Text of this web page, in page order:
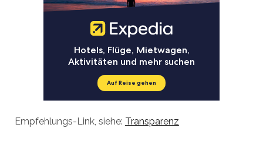
Empfehlungs-Link, siehe: Transparenz